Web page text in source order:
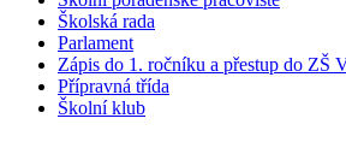
Školská rada
Parlament
Zápis do 1. ročníku a přestup do ZŠ
Přípravná třída
Školní klub